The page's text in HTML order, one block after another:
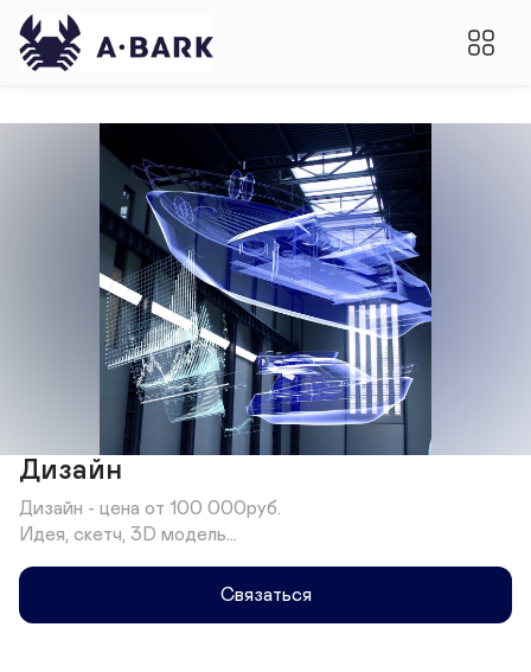
Дизайн
Дизайн - цена от 100 000руб.
Идея, скетч, 3D модель...
Связаться